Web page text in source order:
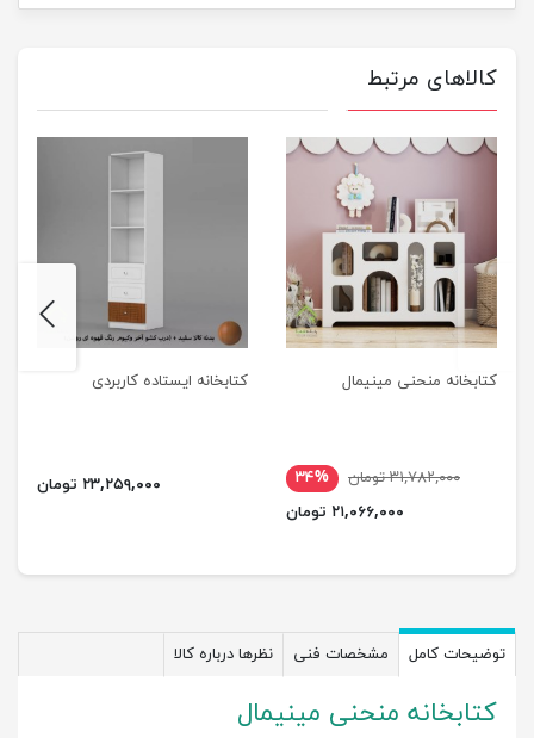
کالاهای مرتبط
کتابخانه منحنی مینیمال
۳۱,۷۸۲,۰۰۰ تومان
۳۴%
۲۱,۰۶۶,۰۰۰ تومان
کتابخانه ایستاده کاربردی
۲۳,۲۵۹,۰۰۰ تومان
previus
توضیحات کامل مشخصات فنی نظرها درباره کالا
کتابخانه منحنی مینیمال